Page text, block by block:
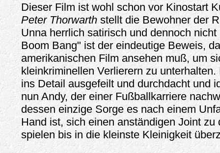
Dieser Film ist wohl schon vor Kinostart
Peter Thorwarth stellt die Bewohner der
Unna herrlich satirisch und dennoch
Boom Bang" ist der eindeutige Beweis,
amerikanischen Film ansehen muß, um
kleinkriminellen Verlierern zu
ins Detail ausgefeilt und durchdacht und
nun Andy, der einer Fußballkarriere
dessen einzige Sorge es nach einem
Hand ist, sich einen anständigen Joint zu
spielen bis in die kleinste Kleinigkeit